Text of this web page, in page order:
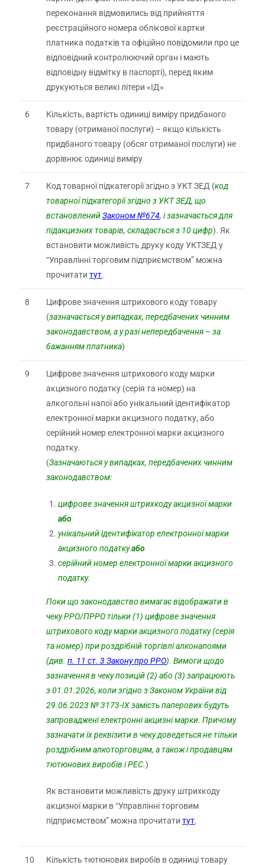
переконання відмовились від прийняття
реєстраційного номера облікової картки
платника податків та офіційно повідомили про це
відповідний контролюючий орган і мають
відповідну відмітку в паспорті), перед яким
друкуються великі літери «ІД»
6
Кількість, вартість одиниці виміру придбаного
товару (отриманої послуги) – якщо кількість
придбаного товару (обсяг отриманої послуги) не
дорівнює одиниці виміру
7 Код товарної підкатегорії згідно з УКТ ЗЕД (код
товарної підкатегорії згідно з УКТ ЗЕД, що
встановленийЗаконом №674, і зазначається для
підакцизних товарів, складається з 10 цифр). Як
встановити можливість друку коду УКТЗЕД у
“Управлінні торговим підприємством” можна
прочитатитут.
8
Цифрове значення штрихового коду товару
(зазначається у випадках, передбачених чинним
законодавством, а у разі непередбачення – за
бажанням платника)
9
Цифрове значення штрихового коду марки
акцизного податку (серія та номер) на
алкогольні напої або унікальний ідентифікатор
електронної марки акцизного податку, або
серійний номер електронної марки акцизного
податку.
(Зазначаються у випадках, передбачених чинним
законодавством:
цифрове значення штрихкоду акцизної марки
або
унікальний ідентифікатор електронної марки
акцизного податкуабо
серійний номер електронної марки акцизного
податку.
Поки що законодавство вимагає відображати в
чеку РРО/ПРРО тільки (1) цифрове значення
штрихового коду марки акцизного податку (серія
та номер) при роздрібній торгівлі алконапоями
(див.п. 11 ст. 3 Закону про РРО). Вимоги щодо
зазначення в чеку позицій (2) або (3) запрацюють
з 01.01.2026, коли згідно з Законом України від
29.06.2023 № 3173-IX замість паперових будуть
запроваджені електронні акцизні марки. Причому
зазначати їх реквізити в чеку доведеться не тільки
роздрібним алкоторговцям, а також і продавцям
тютюнових виробів і РЕС.)
Як встановити можливість друку штрихкоду
акцизної марки в “Управлінні торговим
підприємством” можна прочитатитут.
10
Кількість тютюнових виробів в одиниці товару